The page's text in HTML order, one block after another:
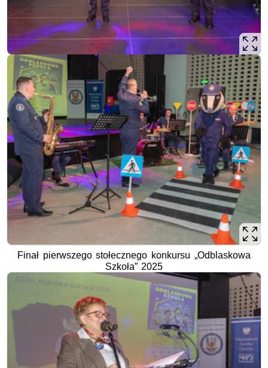
Finał pierwszego stołecznego konkursu „Odblaskowa
Szkoła” 2025